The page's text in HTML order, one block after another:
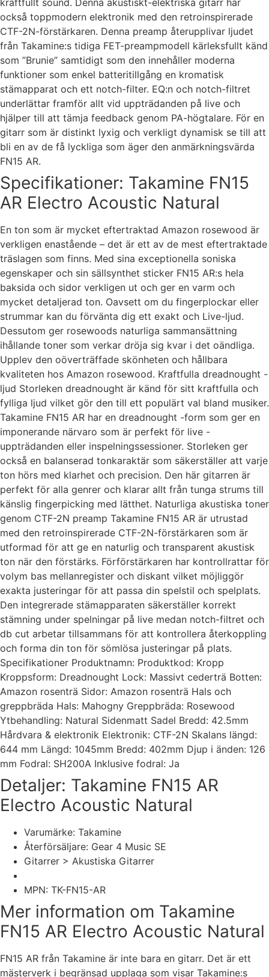
kraftfullt sound. Denna akustiskt-elektriska gitarr har
också toppmodern elektronik med den retroinspirerade
CTF-2N-förstärkaren. Denna preamp återupplivar ljudet
från Takamine:s tidiga FET-preampmodell kärleksfullt känd
som ”Brunie” samtidigt som den innehåller moderna
funktioner som enkel batteritillgång en kromatisk
stämapparat och ett notch-filter. EQ:n och notch-filtret
underlättar framför allt vid uppträdanden på live och
hjälper till att tämja feedback genom PA-högtalare. För en
gitarr som är distinkt lyxig och verkligt dynamisk se till att
bli en av de få lyckliga som äger den anmärkningsvärda
FN15 AR.
Specifikationer: Takamine FN15
AR Electro Acoustic Natural
En ton som är mycket eftertraktad Amazon rosewood är
verkligen enastående – det är ett av de mest eftertraktade
träslagen som finns. Med sina exceptionella soniska
egenskaper och sin sällsynthet sticker FN15 AR:s hela
baksida och sidor verkligen ut och ger en varm och
mycket detaljerad ton. Oavsett om du fingerplockar eller
strummar kan du förvänta dig ett exakt och Live-ljud.
Dessutom ger rosewoods naturliga sammansättning
ihållande toner som verkar dröja sig kvar i det oändliga.
Upplev den oöverträffade skönheten och hållbara
kvaliteten hos Amazon rosewood. Kraftfulla dreadnought -
ljud Storleken dreadnought är känd för sitt kraftfulla och
fylliga ljud vilket gör den till ett populärt val bland musiker.
Takamine FN15 AR har en dreadnought -form som ger en
imponerande närvaro som är perfekt för live -
uppträdanden eller inspelningssessioner. Storleken ger
också en balanserad tonkaraktär som säkerställer att varje
ton hörs med klarhet och precision. Den här gitarren är
perfekt för alla genrer och klarar allt från tunga strums till
känslig fingerpicking med lätthet. Naturliga akustiska toner
genom CTF-2N preamp Takamine FN15 AR är utrustad
med den retroinspirerade CTF-2N-förstärkaren som är
utformad för att ge en naturlig och transparent akustisk
ton när den förstärks. Förförstärkaren har kontrollrattar för
volym bas mellanregister och diskant vilket möjliggör
exakta justeringar för att passa din spelstil och spelplats.
Den integrerade stämapparaten säkerställer korrekt
stämning under spelningar på live medan notch-filtret och
db cut arbetar tillsammans för att kontrollera återkoppling
och forma din ton för sömlösa justeringar på plats.
Specifikationer Produktnamn: Produktkod: Kropp
Kroppsform: Dreadnought Lock: Massivt cederträ Botten:
Amazon rosenträ Sidor: Amazon rosenträ Hals och
greppbräda Hals: Mahogny Greppbräda: Rosewood
Ytbehandling: Natural Sidenmatt Sadel Bredd: 42.5mm
Hårdvara & elektronik Elektronik: CTF-2N Skalans längd:
644 mm Längd: 1045mm Bredd: 402mm Djup i änden: 126
mm Fodral: SH200A Inklusive fodral: Ja
Detaljer: Takamine FN15 AR
Electro Acoustic Natural
Varumärke: Takamine
Återförsäljare: Gear 4 Music SE
Gitarrer > Akustiska Gitarrer
MPN: TK-FN15-AR
Mer information om Takamine
FN15 AR Electro Acoustic Natural
FN15 AR från Takamine är inte bara en gitarr. Det är ett
mästerverk i begränsad upplaga som visar Takamine:s